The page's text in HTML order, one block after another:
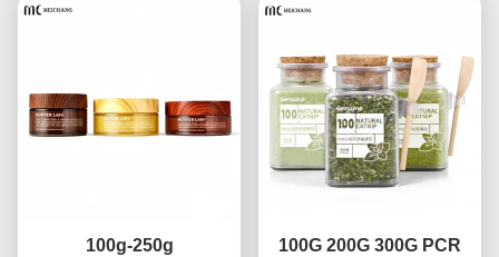
100g-250g
100G 200G 300G PCR